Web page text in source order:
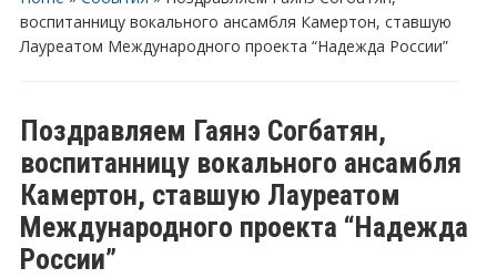
воспитанницу вокального ансамбля Камертон, ставшую
Лауреатом Международного проекта “Надежда России”
Поздравляем Гаянэ Согбатян,
воспитанницу вокального ансамбля
Камертон, ставшую Лауреатом
Международного проекта “Надежда
России”